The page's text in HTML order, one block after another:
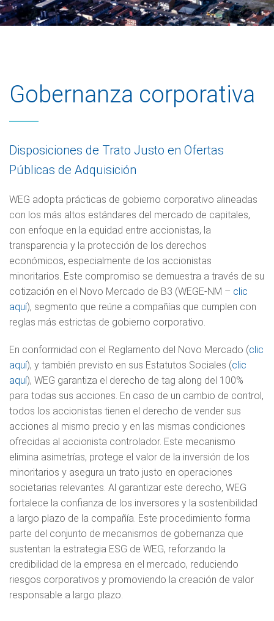
Gobernanza corporativa
Disposiciones de Trato Justo en Ofertas
Públicas de Adquisición
WEG adopta prácticas de gobierno corporativo alineadas
con los más altos estándares del mercado de capitales,
con enfoque en la equidad entre accionistas, la
transparencia y la protección de los derechos
económicos, especialmente de los accionistas
minoritarios. Este compromiso se demuestra a través de su
cotización en el Novo Mercado de B3 (WEGE-NM – clic
aquí), segmento que reúne a compañías que cumplen con
reglas más estrictas de gobierno corporativo.
En conformidad con el Reglamento del Novo Mercado (clic
aquí), y también previsto en sus Estatutos Sociales (clic
aquí), WEG garantiza el derecho de tag along del 100%
para todas sus acciones. En caso de un cambio de control,
todos los accionistas tienen el derecho de vender sus
acciones al mismo precio y en las mismas condiciones
ofrecidas al accionista controlador. Este mecanismo
elimina asimetrías, protege el valor de la inversión de los
minoritarios y asegura un trato justo en operaciones
societarias relevantes. Al garantizar este derecho, WEG
fortalece la confianza de los inversores y la sostenibilidad
a largo plazo de la compañía. Este procedimiento forma
parte del conjunto de mecanismos de gobernanza que
sustentan la estrategia ESG de WEG, reforzando la
credibilidad de la empresa en el mercado, reduciendo
riesgos corporativos y promoviendo la creación de valor
responsable a largo plazo.